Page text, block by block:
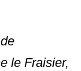
le Fraisier,